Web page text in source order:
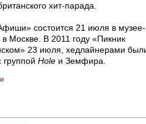
хит-парада.
состоится 21 июля в музее-
Москве. В 2011 году «Пикник
23 июля, хедлайнерами
группой Hole и Земфира.